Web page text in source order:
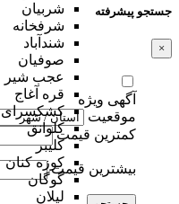
شربیان
شرفخانه
شندآباد
صوفیان
عجب شیر
قره آغاج
کشکسرای
کلوانق
کلیبر
کوزه کنان
گوگان
لیلان
جستجو پیشرفته
×
آگهی ویژه
موقعیت
کمترین قیمت
بیشترین قیمت